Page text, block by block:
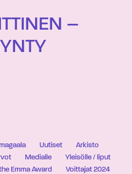
–
Uutiset
Arkisto
Medialle
Yleisölle / liput
Emma Award
Voittajat 2024